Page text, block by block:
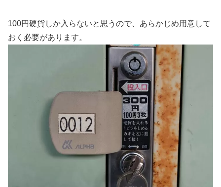
100円硬貨しか入らないと思うので、あらかじめ用意して
おく必要があります。